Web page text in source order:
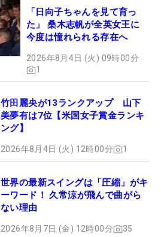
「日向子ちゃんを見て育っ
た」 桑木志帆が全英女王に
今度は憧れられる存在へ
2026年8月4日 (火) 09時00分
1
竹田麗央が13ランクアップ 山下
美夢有は7位【米国女子賞金ランキ
ング】
2026年8月4日 (火) 12時00分 1
世界の最新スイングは「圧縮」がキ
ーワード！ 久常涼が飛んで曲がら
ない理由
2026年8月7日 (金) 12時00分 35